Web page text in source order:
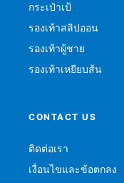
กระเป๋าเป้
รองเท้าสลิปออน
รองเท้าผู้ชาย
รองเท้าเหยียบส้น
CONTACT US
ติดต่อเรา
เงื่อนไขและข้อตกลง